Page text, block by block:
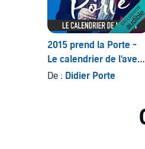
2015 prend la Porte -
Le calendrier de l'avent
du 16 au 31 janvier
De : Didier Porte